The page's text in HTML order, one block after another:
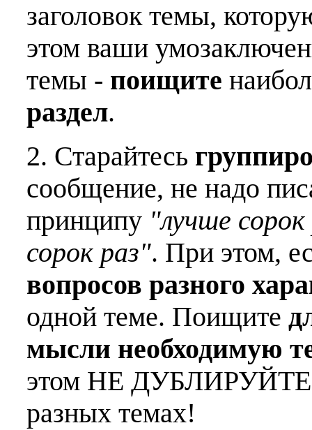
заголовок темы,
этом ваши
темы - поищите
раздел.
2. Старайтесь
сообщение, не надо
принципу "лучше
сорок раз". При этом,
вопросов разного
одной теме. Поищите
мысли необходимую
этом НЕ ДУБЛИРУЙТЕ
разных темах!